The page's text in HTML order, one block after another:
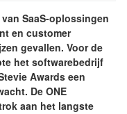
SaaS-oplossingen
en customer
gevallen. Voor de
het softwarebedrijf
Awards een
De ONE
aan het langste